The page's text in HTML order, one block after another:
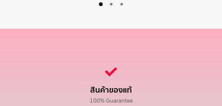
สินค้าของแท้
100% Guarantee